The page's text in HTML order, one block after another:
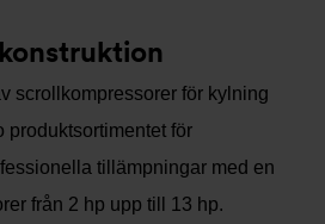
scrollkompressorer för kylning
produktsortimentet för
tillämpningar med en
från 2 hp upp till 13 hp.